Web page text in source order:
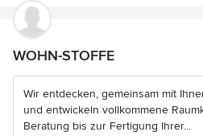
WOHN-STOFFE
Wir entdecken, gemeinsam mit
und entwickeln vollkommene
Beratung bis zur Fertigung Ihrer...